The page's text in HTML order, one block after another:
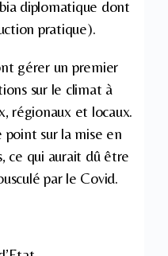
diplomatique dont
pratique).
gérer un premier
sur le climat à
régionaux et locaux.
sur la mise en
ce qui aurait dû être
par le Covid.